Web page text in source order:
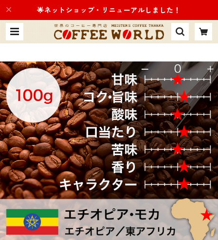
🌟ネットショップ・リニューアルしました！